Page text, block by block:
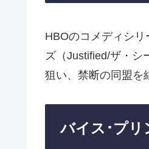
HBOのコメディシ
ズ（Justified/ザ・シ
狙い、禁断の同盟を
バイス･プリ